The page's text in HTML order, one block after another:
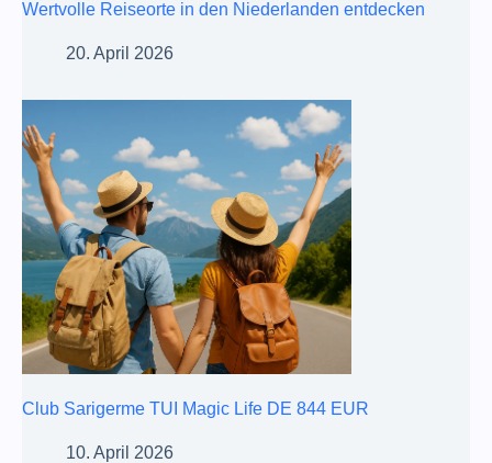
Wertvolle Reiseorte in den Niederlanden entdecken
20. April 2026
Club Sarigerme TUI Magic Life DE 844 EUR
10. April 2026